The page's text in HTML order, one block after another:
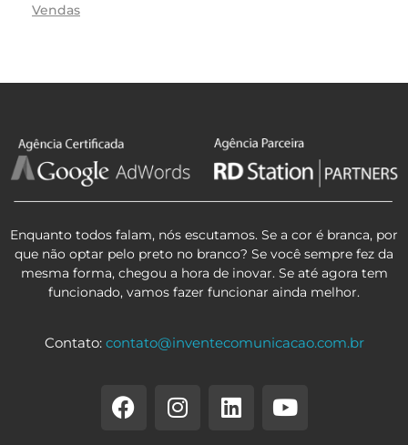
Vendas
Enquanto todos falam, nós escutamos. Se a cor é branca, por
que não optar pelo preto no branco? Se você sempre fez da
mesma forma, chegou a hora de inovar. Se até agora tem
funcionado, vamos fazer funcionar ainda melhor.
Contato: contato@inventecomunicacao.com.br